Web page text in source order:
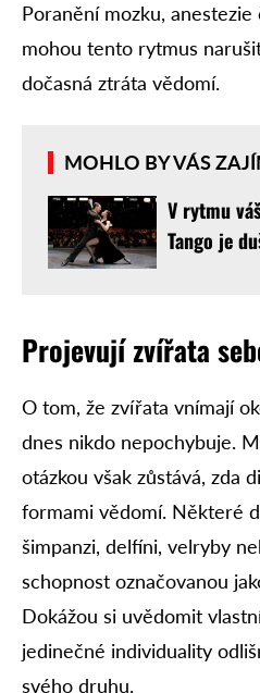
Poranění mozku,
mohou tento rytmus
dočasná ztráta vědomí.
MOHLO BY VÁS
V rytmu
Tango je
Projevují zvířata
O tom, že zvířata vnímají
dnes nikdo nepochybuje.
otázkou však zůstává, zda
formami vědomí. Některé
šimpanzi, delfíni, velryby
schopnost označovanou
Dokážou si uvědomit
jedinečné individuality
svého druhu.